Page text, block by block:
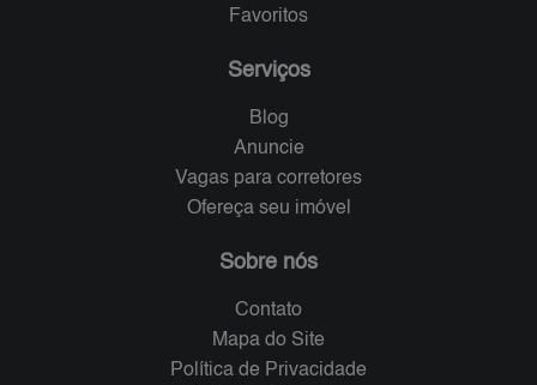
Favoritos
Serviços
Blog
Anuncie
Vagas para corretores
Ofereça seu imóvel
Sobre nós
Contato
Mapa do Site
Política de Privacidade